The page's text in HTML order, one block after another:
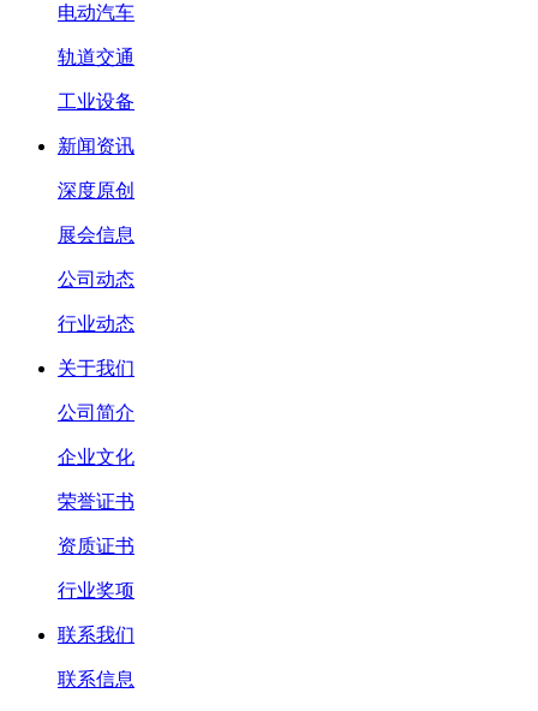
电动汽车
轨道交通
工业设备
新闻资讯
深度原创
展会信息
公司动态
行业动态
关于我们
公司简介
企业文化
荣誉证书
资质证书
行业奖项
联系我们
联系信息